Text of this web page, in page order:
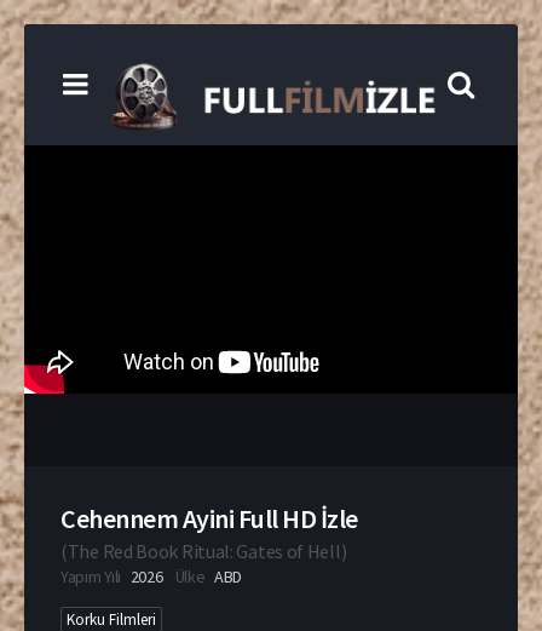
Cehennem Ayini Full HD İzle
(The Red Book Ritual: Gates of Hell)
Yapım Yılı 2026 Ülke ABD
Korku Filmleri